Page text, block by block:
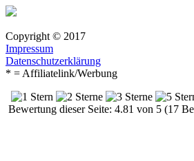
Copyright © 2017
Impressum
Datenschutzerklärung
* = Affiliatelink/Werbung
Bewertung dieser Seite: 4.81 von 5 (17